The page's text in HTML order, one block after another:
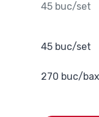
45 buc/set
45 buc/set
270 buc/bax